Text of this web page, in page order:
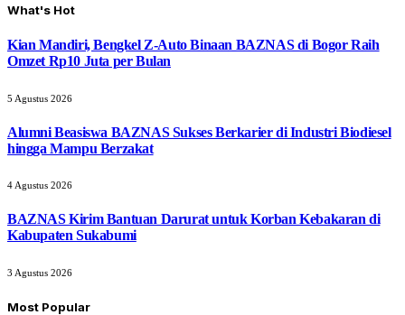
What's Hot
Kian Mandiri, Bengkel Z-Auto Binaan BAZNAS di Bogor Raih
Omzet Rp10 Juta per Bulan
5 Agustus 2026
Alumni Beasiswa BAZNAS Sukses Berkarier di Industri Biodiesel
hingga Mampu Berzakat
4 Agustus 2026
BAZNAS Kirim Bantuan Darurat untuk Korban Kebakaran di
Kabupaten Sukabumi
3 Agustus 2026
Most Popular